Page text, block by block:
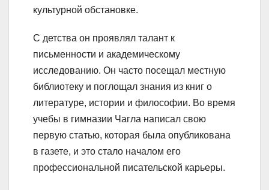
культурной обстановке.
С детства он проявлял талант к
письменности и академическому
исследованию. Он часто посещал местную
библиотеку и поглощал знания из книг о
литературе, истории и философии. Во время
учебы в гимназии Чагла написал свою
первую статью, которая была опубликована
в газете, и это стало началом его
профессиональной писательской карьеры.